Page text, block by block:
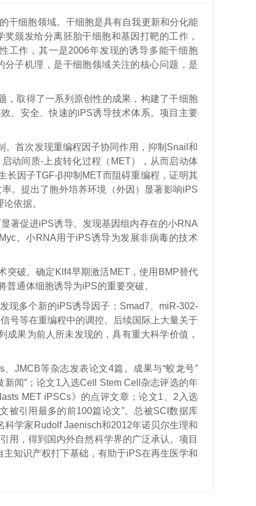
细胞领域。干细胞是具有自我更新和分化能
颁发给分离胚胎干细胞和基因打靶的工作，
工作，其一是2006年发现的诱导多能干细胞
分子机理，是干细胞领域关注的核心问题，是
取得了一系列原创性的成果，构建了干细胞
、安全、快速的iPS诱导技术体系。项目主要
首次发现重编程因子协同作用，抑制Snail和
动间质-上皮转化过程（MET），从而启动体
长因子TGF-β抑制MET而阻碍重编程，证明其
。提出了胞外培养环境（外因）显著影响iPS
依据。
促进iPS诱导。发现基因组内存在的小RNA
。小RNA用于iPS诱导为发展非病毒的技术
破。确定Klf4早期激活MET，使用BMP替代
普通体细胞诱导为iPS的重要突破。
多个新的iPS诱导因子：Smad7、miR-302-
号等在重编程中的调控。后续国际上大量关于
果为前人所未发现的，具有重大科学价值，
等杂志发表论文4篇。成果与“蛟龙号”
新闻”；论文1入选Cell Stem Cell杂志评选的年
MET iPSCs》的点评文章；论文1、2入选
被引用最多的前100篇论文”。总被SCI数据库
学家Rudolf Jaenisch和2012年诺贝尔生理和
用，得到国内外自然科学界的广泛承认。项目
知识产权打下基础，有助于iPS在再生医学和